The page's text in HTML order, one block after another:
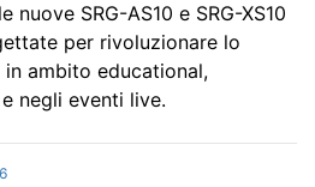
nuove SRG-AS10 e SRG-XS10
per rivoluzionare lo
in ambito educational,
negli eventi live.